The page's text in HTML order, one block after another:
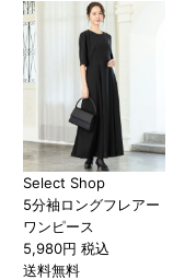
Select Shop
5分袖ロングフレアー
ワンピース
5,980円 税込
送料無料